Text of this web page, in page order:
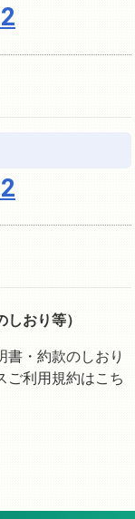
おり等）
書・約款のしおり
ご利用規約はこち